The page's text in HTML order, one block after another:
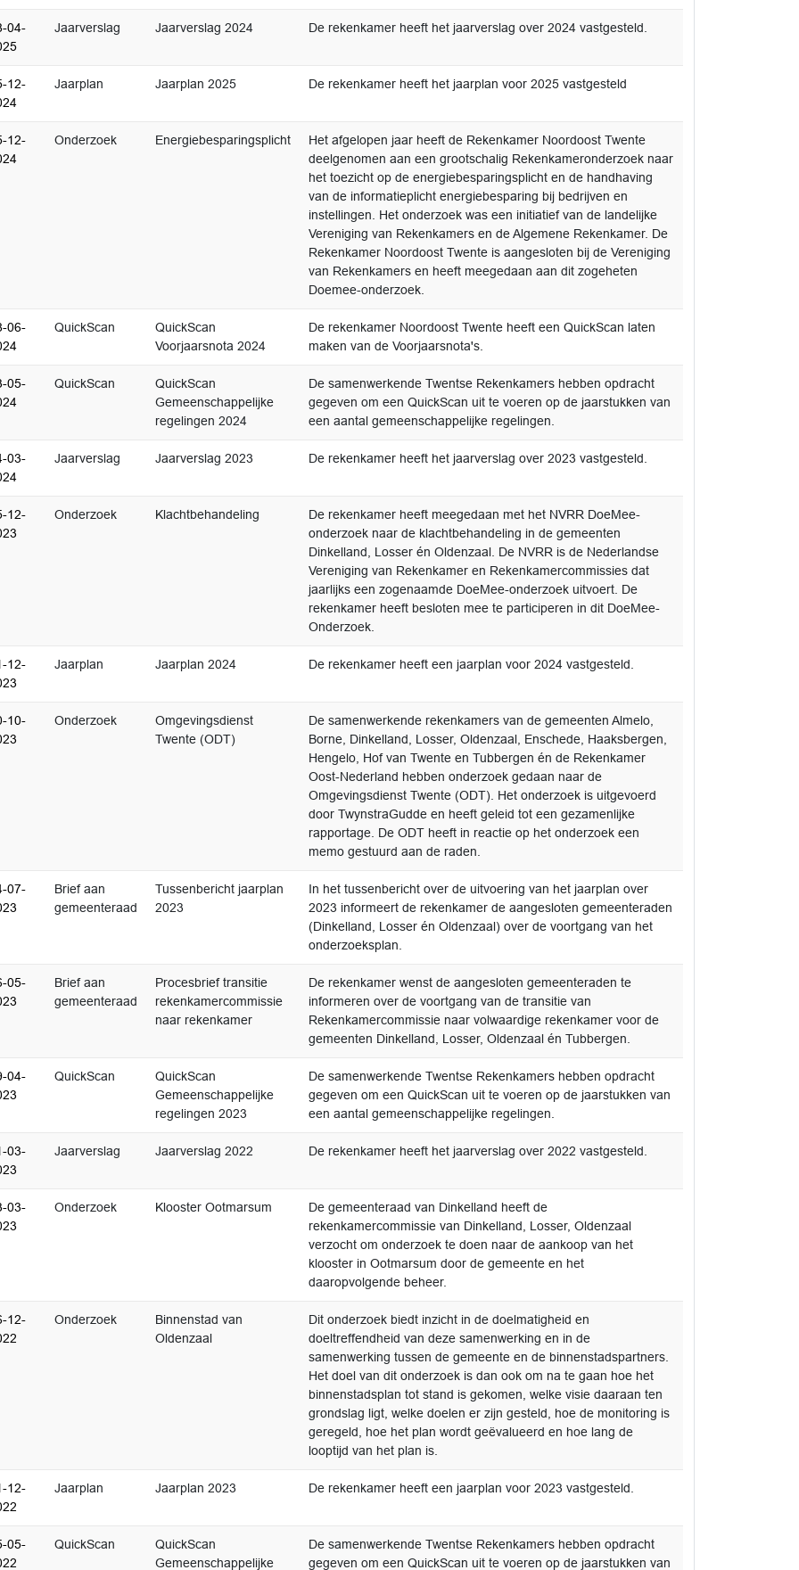
04-
Jaarverslag Jaarverslag 2024 De rekenkamer heeft het jaarverslag over 2024 vastgesteld.
12-
Jaarplan Jaarplan 2025 De rekenkamer heeft het jaarplan voor 2025 vastgesteld
12-
Onderzoek Energiebesparingsplicht
Het afgelopen jaar heeft de Rekenkamer Noordoost Twente
deelgenomen aan een grootschalig Rekenkameronderzoek naar
het toezicht op de energiebesparingsplicht en de handhaving
van de informatieplicht energiebesparing bij bedrijven en
instellingen. Het onderzoek was een initiatief van de landelijke
Vereniging van Rekenkamers en de Algemene Rekenkamer. De
Rekenkamer Noordoost Twente is aangesloten bij de Vereniging
van Rekenkamers en heeft meegedaan aan dit zogeheten
Doemee-onderzoek.
06-
QuickScan
QuickScan
Voorjaarsnota 2024
De rekenkamer Noordoost Twente heeft een QuickScan laten
maken van de Voorjaarsnota's.
05-
QuickScan
QuickScan
Gemeenschappelijke
regelingen 2024
De samenwerkende Twentse Rekenkamers hebben opdracht
gegeven om een QuickScan uit te voeren op de jaarstukken van
een aantal gemeenschappelijke regelingen.
03-
Jaarverslag Jaarverslag 2023 De rekenkamer heeft het jaarverslag over 2023 vastgesteld.
12-
Onderzoek Klachtbehandeling
De rekenkamer heeft meegedaan met het NVRR DoeMee-
onderzoek naar de klachtbehandeling in de gemeenten
Dinkelland, Losser én Oldenzaal. De NVRR is de Nederlandse
Vereniging van Rekenkamer en Rekenkamercommissies dat
jaarlijks een zogenaamde DoeMee-onderzoek uitvoert. De
rekenkamer heeft besloten mee te participeren in dit DoeMee-
Onderzoek.
12-
Jaarplan Jaarplan 2024 De rekenkamer heeft een jaarplan voor 2024 vastgesteld.
10-
Onderzoek
Omgevingsdienst
Twente (ODT)
De samenwerkende rekenkamers van de gemeenten Almelo,
Borne, Dinkelland, Losser, Oldenzaal, Enschede, Haaksbergen,
Hengelo, Hof van Twente en Tubbergen én de Rekenkamer
Oost-Nederland hebben onderzoek gedaan naar de
Omgevingsdienst Twente (ODT). Het onderzoek is uitgevoerd
door TwynstraGudde en heeft geleid tot een gezamenlijke
rapportage. De ODT heeft in reactie op het onderzoek een
memo gestuurd aan de raden.
07-
Brief aan
gemeenteraad
Tussenbericht jaarplan
2023
In het tussenbericht over de uitvoering van het jaarplan over
2023 informeert de rekenkamer de aangesloten gemeenteraden
(Dinkelland, Losser én Oldenzaal) over de voortgang van het
onderzoeksplan.
05-
Brief aan
gemeenteraad
Procesbrief transitie
rekenkamercommissie
naar rekenkamer
De rekenkamer wenst de aangesloten gemeenteraden te
informeren over de voortgang van de transitie van
Rekenkamercommissie naar volwaardige rekenkamer voor de
gemeenten Dinkelland, Losser, Oldenzaal én Tubbergen.
04-
QuickScan
QuickScan
Gemeenschappelijke
regelingen 2023
De samenwerkende Twentse Rekenkamers hebben opdracht
gegeven om een QuickScan uit te voeren op de jaarstukken van
een aantal gemeenschappelijke regelingen.
03-
Jaarverslag Jaarverslag 2022 De rekenkamer heeft het jaarverslag over 2022 vastgesteld.
03-
Onderzoek Klooster Ootmarsum
De gemeenteraad van Dinkelland heeft de
rekenkamercommissie van Dinkelland, Losser, Oldenzaal
verzocht om onderzoek te doen naar de aankoop van het
klooster in Ootmarsum door de gemeente en het
daaropvolgende beheer.
12-
Onderzoek
Binnenstad van
Oldenzaal
Dit onderzoek biedt inzicht in de doelmatigheid en
doeltreffendheid van deze samenwerking en in de
samenwerking tussen de gemeente en de binnenstadspartners.
Het doel van dit onderzoek is dan ook om na te gaan hoe het
binnenstadsplan tot stand is gekomen, welke visie daaraan ten
grondslag ligt, welke doelen er zijn gesteld, hoe de monitoring is
geregeld, hoe het plan wordt geëvalueerd en hoe lang de
looptijd van het plan is.
12-
Jaarplan Jaarplan 2023 De rekenkamer heeft een jaarplan voor 2023 vastgesteld.
05-
QuickScan
QuickScan
Gemeenschappelijke
De samenwerkende Twentse Rekenkamers hebben opdracht
gegeven om een QuickScan uit te voeren op de jaarstukken van